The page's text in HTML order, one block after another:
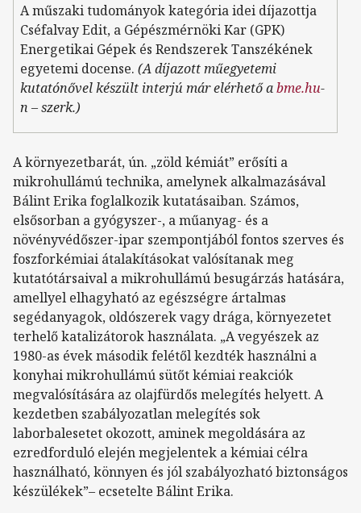
A műszaki tudományok kategória idei díjazottja
Cséfalvay Edit, a Gépészmérnöki Kar (GPK)
Energetikai Gépek és Rendszerek Tanszékének
egyetemi docense. (A díjazott műegyetemi
kutatónővel készült interjú már elérhető abme.hu-
n – szerk.)
A környezetbarát, ún. „zöld kémiát” erősíti a
mikrohullámú technika, amelynek alkalmazásával
Bálint Erika foglalkozik kutatásaiban. Számos,
elsősorban a gyógyszer-, a műanyag- és a
növényvédőszer-ipar szempontjából fontos szerves és
foszforkémiai átalakításokat valósítanak meg
kutatótársaival a mikrohullámú besugárzás hatására,
amellyel elhagyható az egészségre ártalmas
segédanyagok, oldószerek vagy drága, környezetet
terhelő katalizátorok használata. „A vegyészek az
1980-as évek második felétől kezdték használni a
konyhai mikrohullámú sütőt kémiai reakciók
megvalósítására az olajfürdős melegítés helyett. A
kezdetben szabályozatlan melegítés sok
laborbalesetet okozott, aminek megoldására az
ezredforduló elején megjelentek a kémiai célra
használható, könnyen és jól szabályozható biztonságos
készülékek”– ecsetelte Bálint Erika.